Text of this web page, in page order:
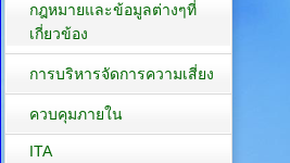
กฎหมายและข้อมูลต่างๆที่
เกี่ยวข้อง
การบริหารจัดการความเสี่ยง
ควบคุมภายใน
ITA